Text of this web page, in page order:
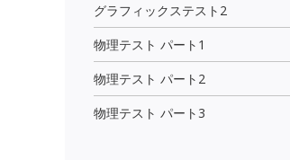
グラフィックステスト2
物理テスト パート1
物理テスト パート2
物理テスト パート3